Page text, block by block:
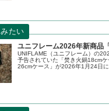
がすっきりします。詳細をレビュ
ユニフレーム2026年新商品
UNIFLAME（ユニフレーム）の
予告されていた「焚き火鍋18cm
26cmケース」が2026年1月24日に